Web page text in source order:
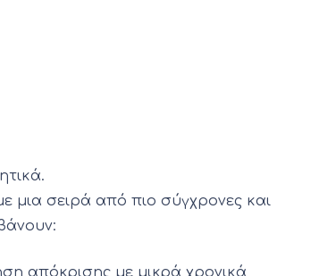
μια σειρά από πιο σύγχρονες και
απόκρισης με μικρά χρονικά